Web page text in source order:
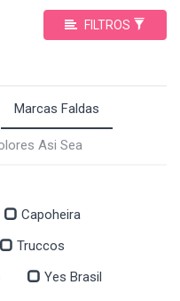
FILTROS
Marcas Faldas
Asi Sea
Capoheira
Truccos
Yes Brasil